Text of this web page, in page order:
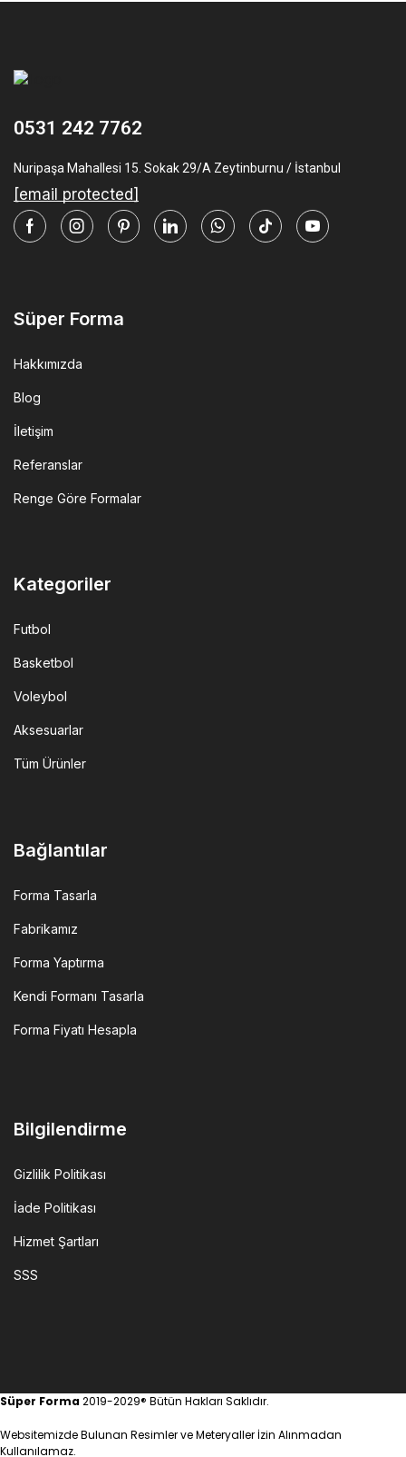
0531 242 7762
Nuripaşa Mahallesi 15. Sokak 29/A Zeytinburnu / İstanbul
[email protected]
FacebookInstagramPinterestLinkedinWhatsapp
Tik-
Youtube
Süper Forma
Hakkımızda
Blog
İletişim
Referanslar
Renge Göre Formalar
Kategoriler
Futbol
Basketbol
Voleybol
Aksesuarlar
Tüm Ürünler
Bağlantılar
Forma Tasarla
Fabrikamız
Forma Yaptırma
Kendi Formanı Tasarla
Forma Fiyatı Hesapla
Bilgilendirme
Gizlilik Politikası
İade Politikası
Hizmet Şartları
SSS
Süper Forma2019-2029® Bütün Hakları Saklıdır.
Websitemizde Bulunan Resimler ve Meteryaller İzin Alınmadan
Kullanılamaz.